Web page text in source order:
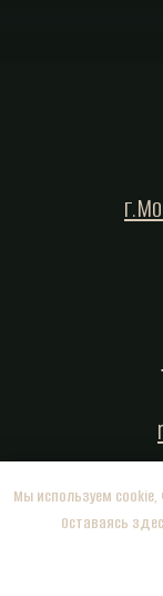
© 2025. Все права
Мы используем
Оставаясь